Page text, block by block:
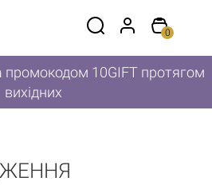
0
промокодом 10GIFT протягом
вихідних